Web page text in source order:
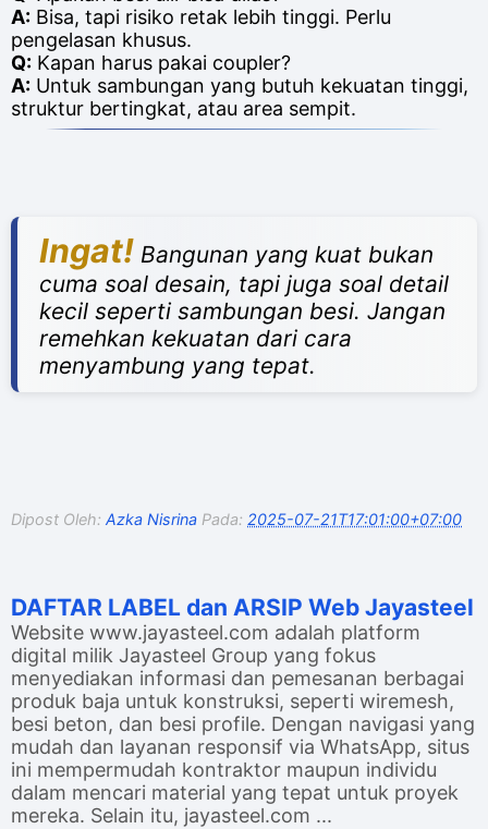
A: Bisa, tapi risiko retak lebih tinggi. Perlu
pengelasan khusus.
Q: Kapan harus pakai coupler?
A: Untuk sambungan yang butuh kekuatan tinggi,
struktur bertingkat, atau area sempit.
Ingat! Bangunan yang kuat bukan
cuma soal desain, tapi juga soal detail
kecil seperti sambungan besi. Jangan
remehkan kekuatan dari cara
menyambung yang tepat.
Dipost Oleh: Azka Nisrina Pada: 2025-07-21T17:01:00+07:00
DAFTAR LABEL dan ARSIP Web Jayasteel
Website www.jayasteel.com adalah platform
digital milik Jayasteel Group yang fokus
menyediakan informasi dan pemesanan berbagai
produk baja untuk konstruksi, seperti wiremesh,
besi beton, dan besi profile. Dengan navigasi yang
mudah dan layanan responsif via WhatsApp, situs
ini mempermudah kontraktor maupun individu
dalam mencari material yang tepat untuk proyek
mereka. Selain itu, jayasteel.com ...